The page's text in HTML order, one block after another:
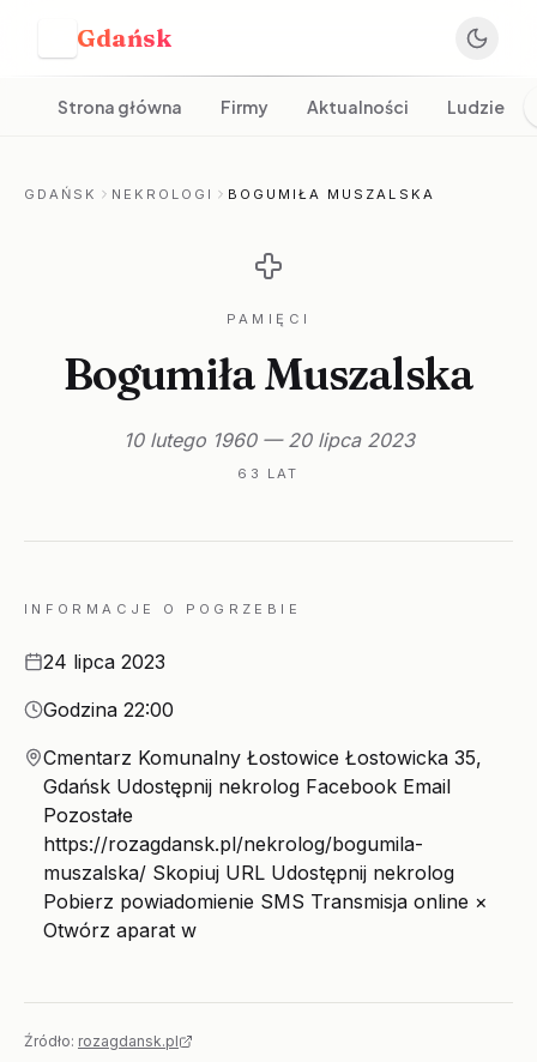
Gdańsk
Strona główna Firmy Aktualności Ludzie
GDAŃSK NEKROLOGI BOGUMIŁA MUSZALSKA
PAMIĘCI
Bogumiła Muszalska
10 lutego 1960 — 20 lipca 2023
63 LAT
INFORMACJE O POGRZEBIE
Data24 lipca 2023
Godzina
Godzina 22:00
Miejsce
Cmentarz Komunalny Łostowice Łostowicka 35,
Gdańsk Udostępnij nekrolog Facebook Email
Pozostałe
https://rozagdansk.pl/nekrolog/bogumila-
muszalska/ Skopiuj URL Udostępnij nekrolog
Pobierz powiadomienie SMS Transmisja online ×
Otwórz aparat w
Źródło: rozagdansk.pl